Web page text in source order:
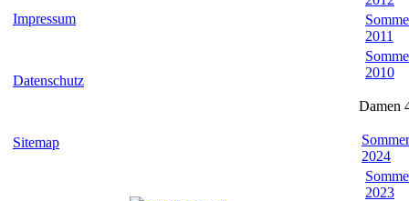
Impressum
Datenschutz
Sitemap
2011
2010
Damen
Sommer
2024
2023